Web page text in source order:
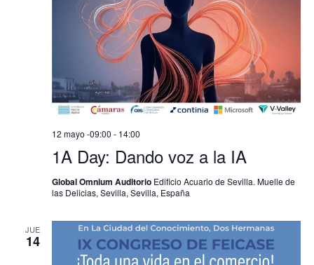
1A Day: Dando voz a la IA
12 mayo -09:00 - 14:00
Global Omnium Auditorio Edificio Acuario de Sevilla. Muelle de
las Delicias, Sevilla, Sevilla, España
JUE
14